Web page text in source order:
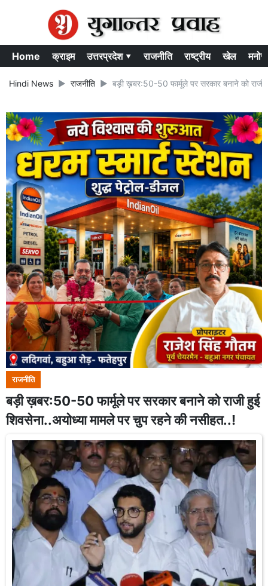
Home क्राइम उत्तरप्रदेश ▾ राजनीति राष्ट्रीय खेल
Hindi News राजनीति बड़ी ख़बर:50-50 फार्मूले पर सरकार बनाने को
राजनीति
बड़ी ख़बर:50-50 फार्मूले पर सरकार बनाने को राजी हुई
शिवसेना..अयोध्या मामले पर चुप रहने की नसीहत..!